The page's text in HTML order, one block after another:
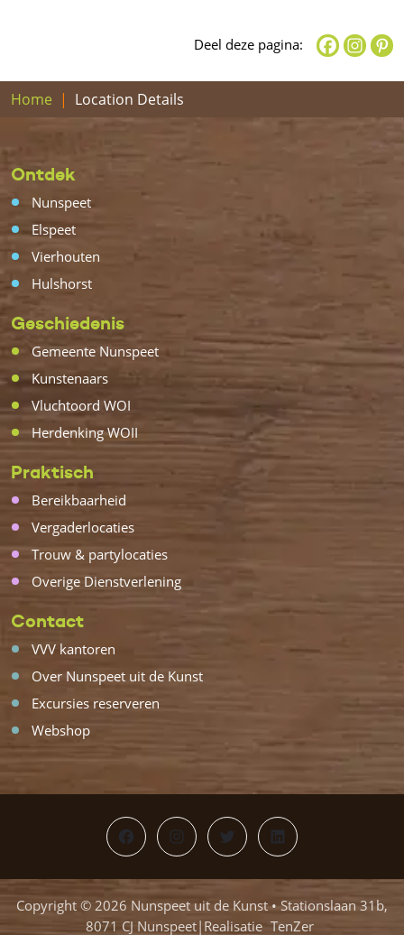
Deel deze pagina:
Home Location Details
Ontdek
Nunspeet
Elspeet
Vierhouten
Hulshorst
Geschiedenis
Gemeente Nunspeet
Kunstenaars
Vluchtoord WOI
Herdenking WOII
Praktisch
Bereikbaarheid
Vergaderlocaties
Trouw & partylocaties
Overige Dienstverlening
Contact
VVV kantoren
Over Nunspeet uit de Kunst
Excursies reserveren
Webshop
FacebookInstagram
TwitterLinkedIn
Copyright © 2026 Nunspeet uit de Kunst • Stationslaan 31b,
8071 CJ Nunspeet|Realisatie TenZer